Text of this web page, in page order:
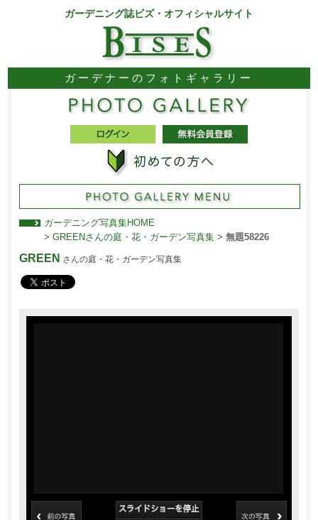
ガーデニング誌ビズ・オフィシャルサイト
ガーデナーのフォトギャラリー
ガーデニング写真集HOME
> GREENさんの庭・花・ガーデン写真集> 無題58226
GREEN さんの庭・花・ガーデン写真集